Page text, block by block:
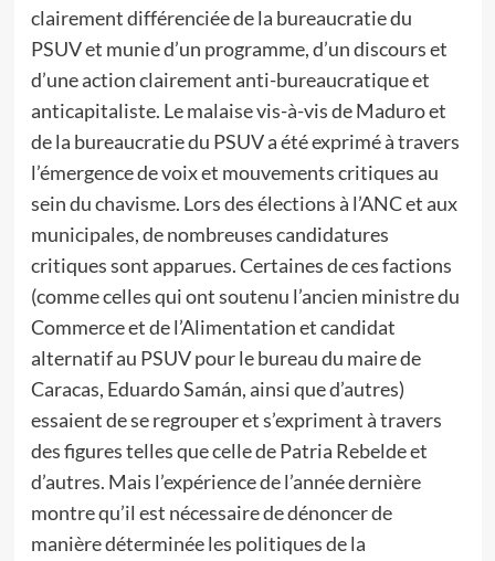
clairement différenciée de la bureaucratie du
PSUV et munie d’un programme, d’un discours et
d’une action clairement anti-bureaucratique et
anticapitaliste. Le malaise vis-à-vis de Maduro et
de la bureaucratie du PSUV a été exprimé à travers
l’émergence de voix et mouvements critiques au
sein du chavisme. Lors des élections à l’ANC et aux
municipales, de nombreuses candidatures
critiques sont apparues. Certaines de ces factions
(comme celles qui ont soutenu l’ancien ministre du
Commerce et de l’Alimentation et candidat
alternatif au PSUV pour le bureau du maire de
Caracas, Eduardo Samán, ainsi que d’autres)
essaient de se regrouper et s’expriment à travers
des figures telles que celle de Patria Rebelde et
d’autres. Mais l’expérience de l’année dernière
montre qu’il est nécessaire de dénoncer de
manière déterminée les politiques de la